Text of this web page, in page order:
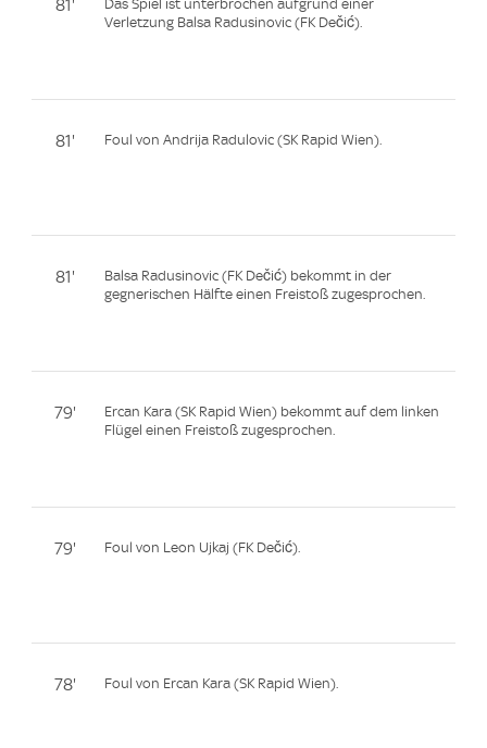
81'
Das Spiel ist unterbrochen aufgrund einer
Verletzung Balsa Radusinovic (FK Dečić).
81' Foul von Andrija Radulovic (SK Rapid Wien).
81'
Balsa Radusinovic (FK Dečić) bekommt in der
gegnerischen Hälfte einen Freistoß zugesprochen.
79'
Ercan Kara (SK Rapid Wien) bekommt auf dem linken
Flügel einen Freistoß zugesprochen.
79' Foul von Leon Ujkaj (FK Dečić).
78' Foul von Ercan Kara (SK Rapid Wien).